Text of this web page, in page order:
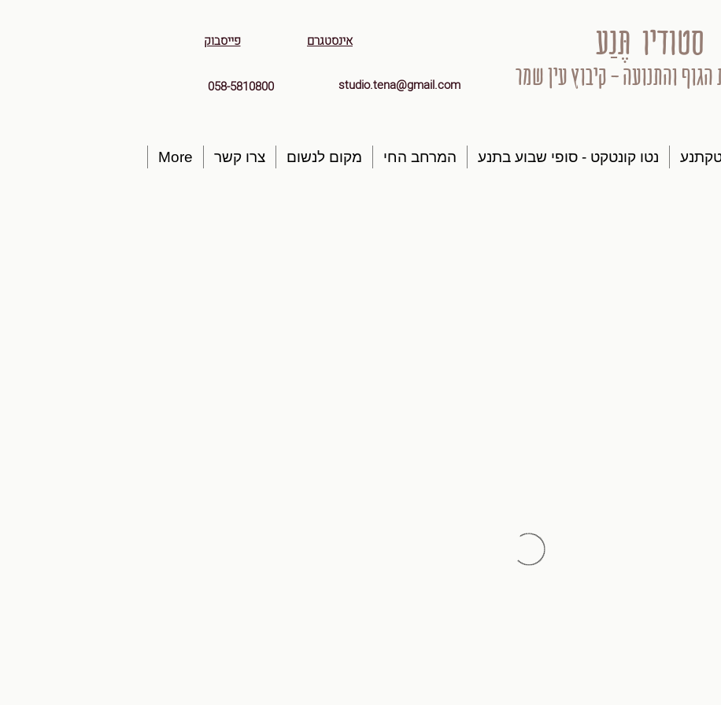
פייסבוק אינסטגרם
058-5810800 studio.tena@gmail.com
סטודיו תֶּנַע
הגוף והתנועה - קיבוץ עין שמר
נטו קונטקט - סופי שבוע בתנע המרחב החי מקום לנשום צרו קשר More